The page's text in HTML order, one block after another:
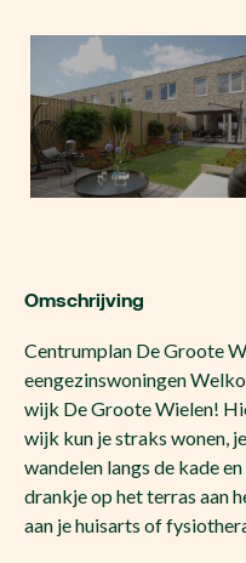
Omschrijving
Centrumplan De Groote
eengezinswoningen
wijk De Groote Wielen!
wijk kun je straks wonen,
wandelen langs de kade
drankje op het terras aan
aan je huisarts of